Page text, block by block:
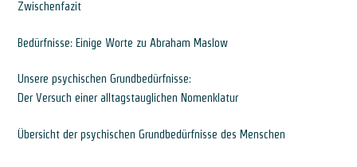
Zwischenfazit
Bedürfnisse: Einige Worte zu Abraham Maslow
Unsere psychischen Grundbedürfnisse:
Der Versuch einer alltagstauglichen Nomenklatur
Übersicht der psychischen Grundbedürfnisse des Menschen